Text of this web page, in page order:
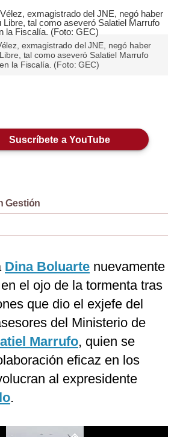
exmagistrado del JNE, negó haber
tal como aseveró Salatiel Marrufo
la Fiscalía. (Foto: GEC)
Suscríbete a YouTube
Gestión
Dina Boluarte nuevamente
el ojo de la tormenta tras
que dio el exjefe del
del Ministerio de
Marrufo, quien se
eficaz en los
al expresidente
.